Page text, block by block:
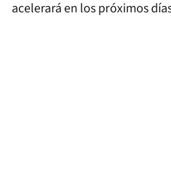
acelerará en los próximos